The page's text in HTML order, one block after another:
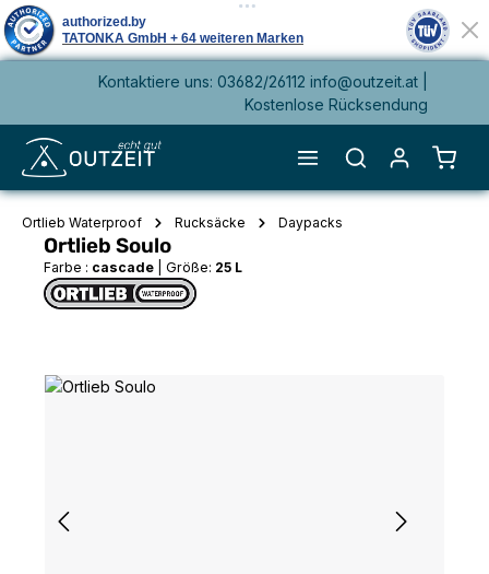
springenKontaktiere uns: 03682/26112 info@outzeit.at |
Kostenlose Rücksendung
Ortlieb Waterproof Rucksäcke Daypacks
Ortlieb Soulo
Farbe : cascade Größe: 25 L
Bildergalerie überspringen